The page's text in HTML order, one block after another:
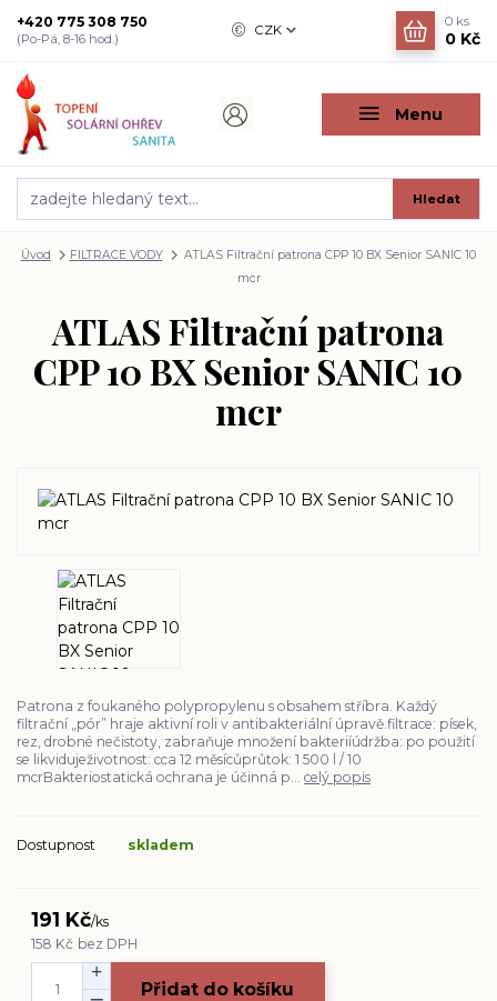
Menu
CZK
Hledat
+420 775 308 750
(Po-Pá, 8-16 hod.)
0 ks
0 Kč
Úvod FILTRACE VODY
ATLAS Filtrační patrona CPP 10 BX Senior SANIC 10
mcr
ATLAS Filtrační patrona
CPP 10 BX Senior SANIC 10
mcr
Patrona z foukaného polypropylenu s obsahem stříbra. Každý
filtrační „pór” hraje aktivní roli v antibakteriální úpravě.filtrace: písek,
rez, drobné nečistoty, zabraňuje množení bakteriíúdržba: po použití
se likviduježivotnost: cca 12 měsícůprůtok: 1 500 l / 10
mcrBakteriostatická ochrana je účinná p... celý popis
Dostupnost skladem
191 Kč/ks
158 Kč bez DPH
Přidat do košíku